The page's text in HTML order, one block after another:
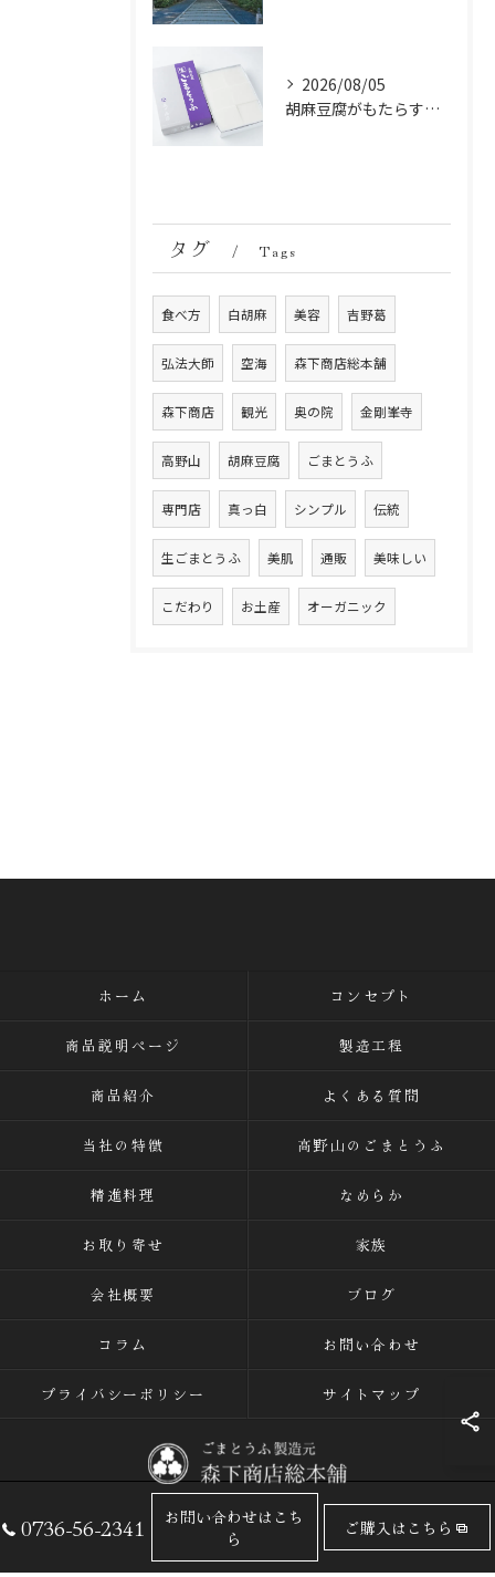
2026/08/05
胡麻豆腐がもたらす美肌の秘密：ビタミンEと抗酸化成分の力
タグ Tags
食べ方 白胡麻 美容 吉野葛
弘法大師 空海 森下商店総本舗
森下商店 観光 奥の院 金剛峯寺
高野山 胡麻豆腐 ごまとうふ
専門店 真っ白 シンプル 伝統
生ごまとうふ 美肌 通販 美味しい
こだわり お土産 オーガニック
0736-56-2341
お問い合わせはこち
ら
ご購入はこちら
ホーム コンセプト
商品説明ページ 製造工程
商品紹介 よくある質問
当社の特徴 高野山のごまとうふ
精進料理 なめらか
お取り寄せ 家族
会社概要 ブログ
コラム お問い合わせ
プライバシーポリシー サイトマップ
© 2026 ごまとうふの専門店なら有限会社森下商店総本舗 ALL RIGHTS
RESERVED.